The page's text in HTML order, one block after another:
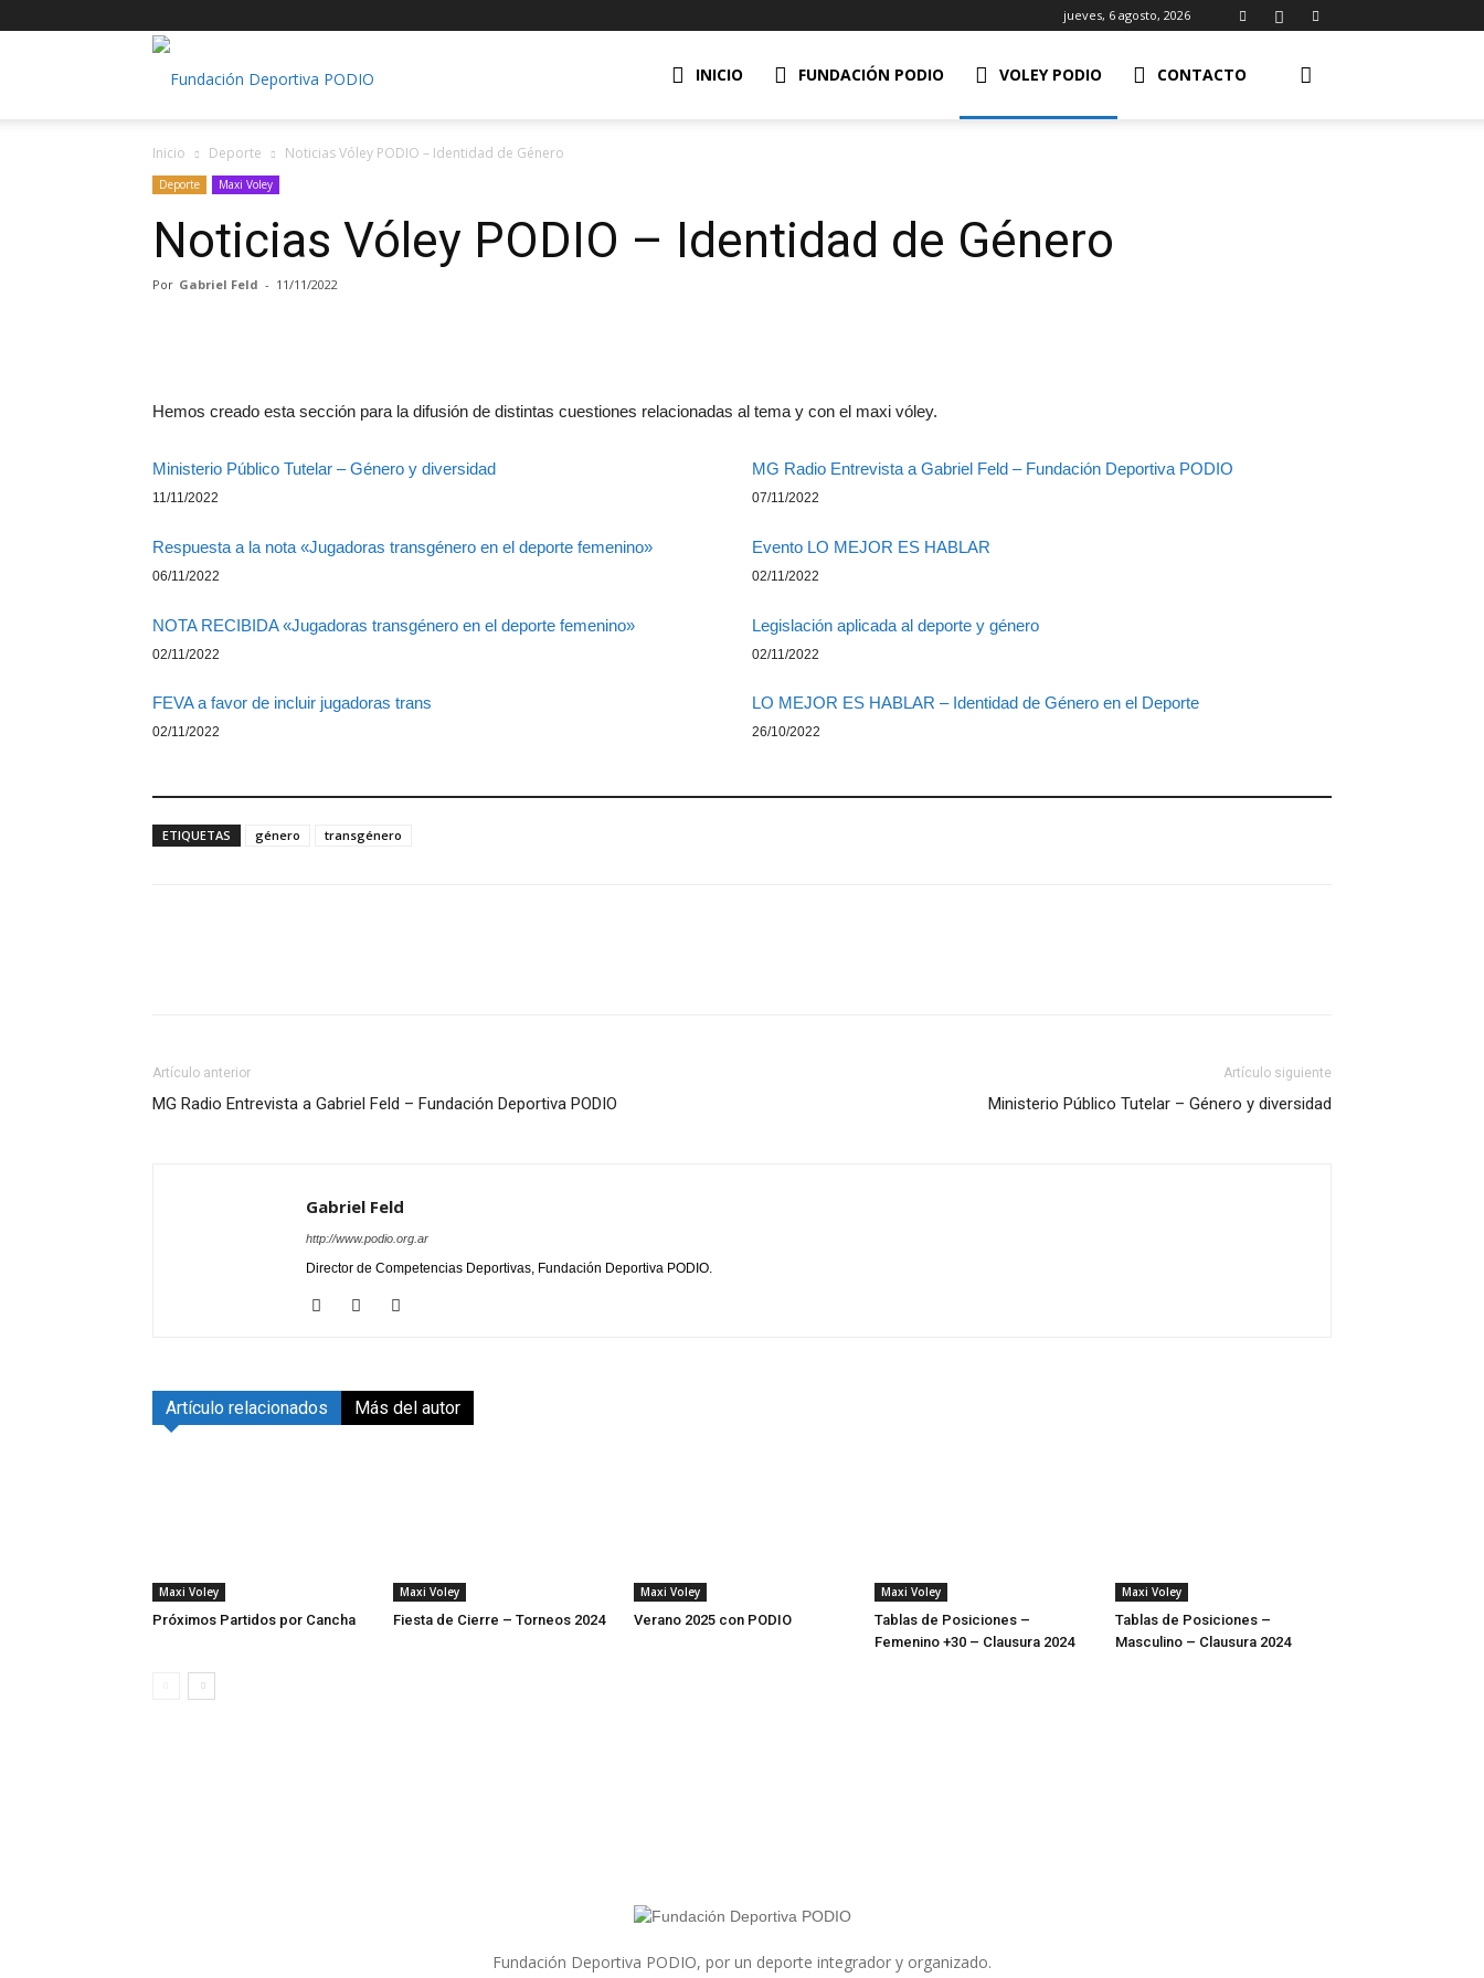
jueves, 6 agosto, 2026
Deportiva
PODIO
INICIO FUNDACIÓN PODIO VOLEY PODIO CONTACTO
Inicio Deporte Noticias Vóley PODIO – Identidad de Género
Deporte Maxi Voley
Noticias Vóley PODIO – Identidad de Género
Por Gabriel Feld - 11/11/2022
Hemos creado esta sección para la difusión de distintas cuestiones relacionadas al tema y con el maxi vóley.
Ministerio Público Tutelar – Género y diversidad
11/11/2022
MG Radio Entrevista a Gabriel Feld – Fundación Deportiva PODIO
07/11/2022
Respuesta a la nota «Jugadoras transgénero en el deporte femenino»
06/11/2022
Evento LO MEJOR ES HABLAR
02/11/2022
NOTA RECIBIDA «Jugadoras transgénero en el deporte femenino»
02/11/2022
Legislación aplicada al deporte y género
02/11/2022
FEVA a favor de incluir jugadoras trans
02/11/2022
LO MEJOR ES HABLAR – Identidad de Género en el Deporte
26/10/2022
ETIQUETAS género transgénero
Artículo anterior
MG Radio Entrevista a Gabriel Feld – Fundación Deportiva PODIO
Artículo siguiente
Ministerio Público Tutelar – Género y diversidad
Gabriel Feld
http://www.podio.org.ar
Director de Competencias Deportivas, Fundación Deportiva PODIO.
Artículo relacionados Más del autor
Maxi Voley
Próximos Partidos por Cancha
Maxi Voley
Fiesta de Cierre – Torneos 2024
Maxi Voley
Verano 2025 con PODIO
Maxi Voley
Tablas de Posiciones –
Femenino +30 – Clausura 2024
Maxi Voley
Tablas de Posiciones –
Masculino – Clausura 2024
Fundación Deportiva PODIO, por un deporte integrador y organizado.